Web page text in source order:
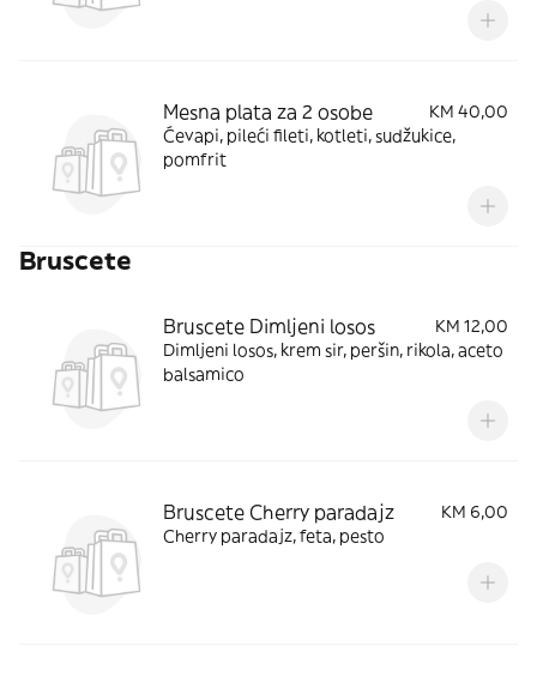
Mesna plata za 2 osobe
KM 40,00
Ćevapi, pileći fileti, kotleti, sudžukice,
pomfrit
Bruscete
Bruscete Dimljeni losos
KM 12,00
Dimljeni losos, krem sir, peršin, rikola, aceto
balsamico
Bruscete Cherry paradajz
KM 6,00
Cherry paradajz, feta, pesto